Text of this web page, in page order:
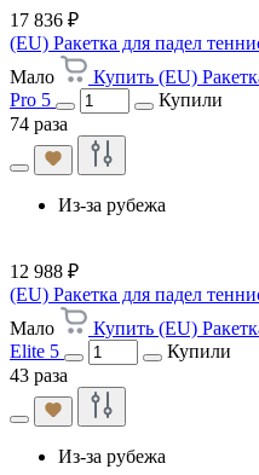
17 836 ₽
(EU) Ракетка для падел
Мало
Купить (EU)
Pro 5
Купили
74 раза
Из-за рубежа
12 988 ₽
(EU) Ракетка для падел
Мало
Купить (EU)
Elite 5
Купили
43 раза
Из-за рубежа